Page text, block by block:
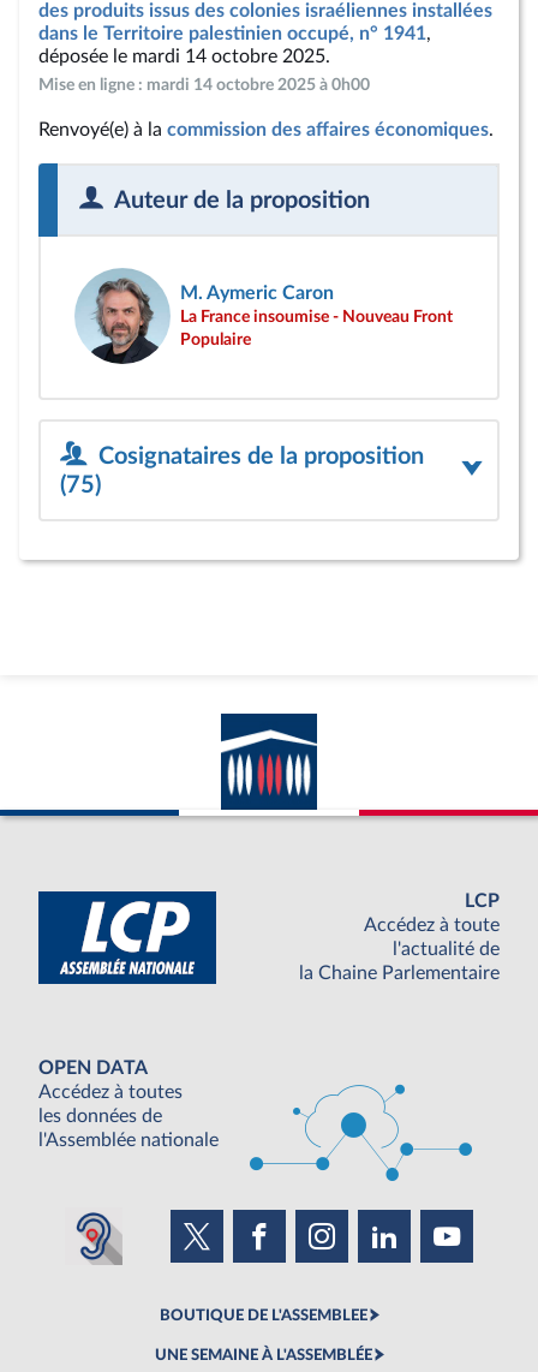
des produits issus des colonies israéliennes installées
dans le Territoire palestinien occupé, n° 1941,
déposée le mardi 14 octobre 2025.
Mise en ligne : mardi 14 octobre 2025 à 0h00
Renvoyé(e) à la commission des affaires économiques.
Auteur de la proposition
M. Aymeric Caron
La France insoumise - Nouveau Front
Populaire
Cosignataires de la proposition
(75)
LCP
Accédez à toute
l'actualité de
la Chaine Parlementaire
OPEN DATA
Accédez à toutes
les données de
l'Assemblée nationale
BOUTIQUE DE L'ASSEMBLEE
UNE SEMAINE À L'ASSEMBLÉE